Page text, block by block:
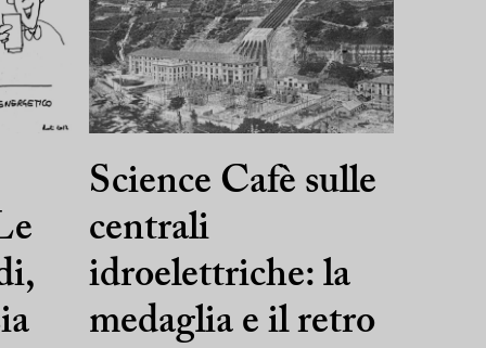
Science Cafè sulle
centrali
idroelettriche: la
medaglia e il retro